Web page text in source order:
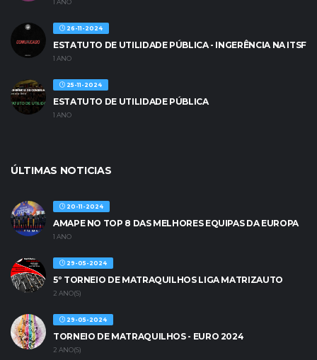
1 ANO
26-11-2024
ESTATUTO DE UTILIDADE PÚBLICA - INGERÊNCIA NA ITSF
1 ANO
25-11-2024
ESTATUTO DE UTILIDADE PÚBLICA
1 ANO
ÚLTIMAS NOTICIAS
20-11-2024
AMAPE NO TOP 8 DAS MELHORES EQUIPAS DA EUROPA
1 ANO
29-05-2024
5º TORNEIO DE MATRAQUILHOS LIGA MATRIZAUTO
2 ANO(S)
29-05-2024
TORNEIO DE MATRAQUILHOS - EURO 2024
2 ANO(S)